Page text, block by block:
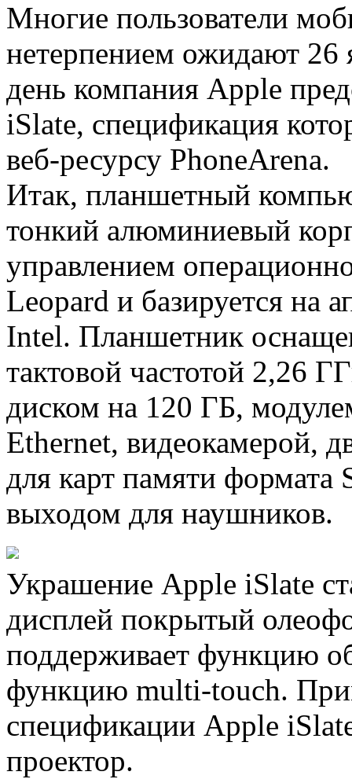
Многие пользователи
нетерпением ожидают 26
день компания Apple
iSlate, спецификация
веб-ресурсу PhoneArena.
Итак, планшетный
тонкий алюминиевый
управлением
Leopard и базируется на
Intel. Планшетник
тактовой частотой 2,26
диском на 120 ГБ,
Ethernet, видеокамерой,
для карт памяти
выходом для наушников.
Украшение Apple iSlate
дисплей покрытый
поддерживает функцию
функцию multi-touch.
спецификации Apple
проектор.